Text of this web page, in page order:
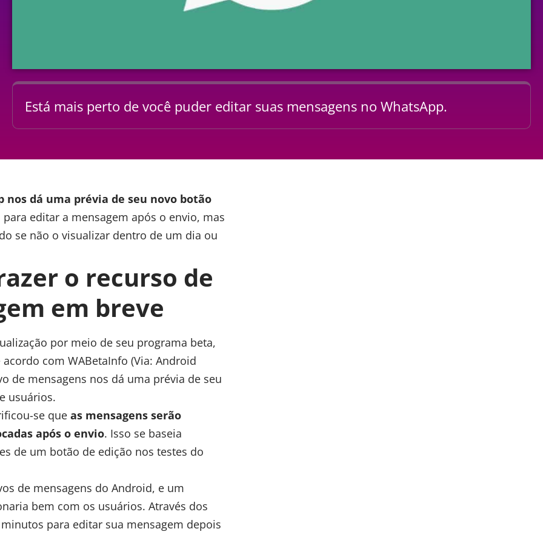
Está mais perto de você puder editar suas mensagens no WhatsApp.
nos dá uma prévia de seu novo botão
editar a mensagem após o envio, mas
se não o visualizar dentro de um dia ou
o recurso de
em breve
por meio de seu programa beta,
com WABetaInfo (Via: Android
de mensagens nos dá uma prévia de seu
usuários.
se que as mensagens serão
após o envio. Isso se baseia
de um botão de edição nos testes do
de mensagens do Android, e um
bem com os usuários. Através dos
para editar sua mensagem depois